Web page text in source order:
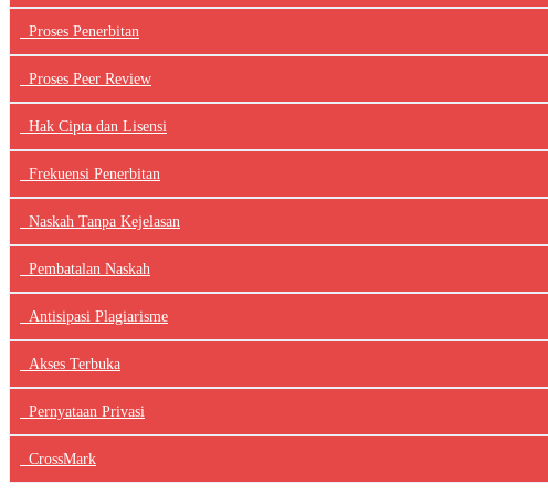
Proses Penerbitan
Proses Peer Review
Hak Cipta dan Lisensi
Frekuensi Penerbitan
Naskah Tanpa Kejelasan
Pembatalan Naskah
Antisipasi Plagiarisme
Akses Terbuka
Pernyataan Privasi
CrossMark